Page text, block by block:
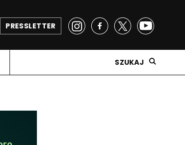
PRESSLETTER
SZUKAJ